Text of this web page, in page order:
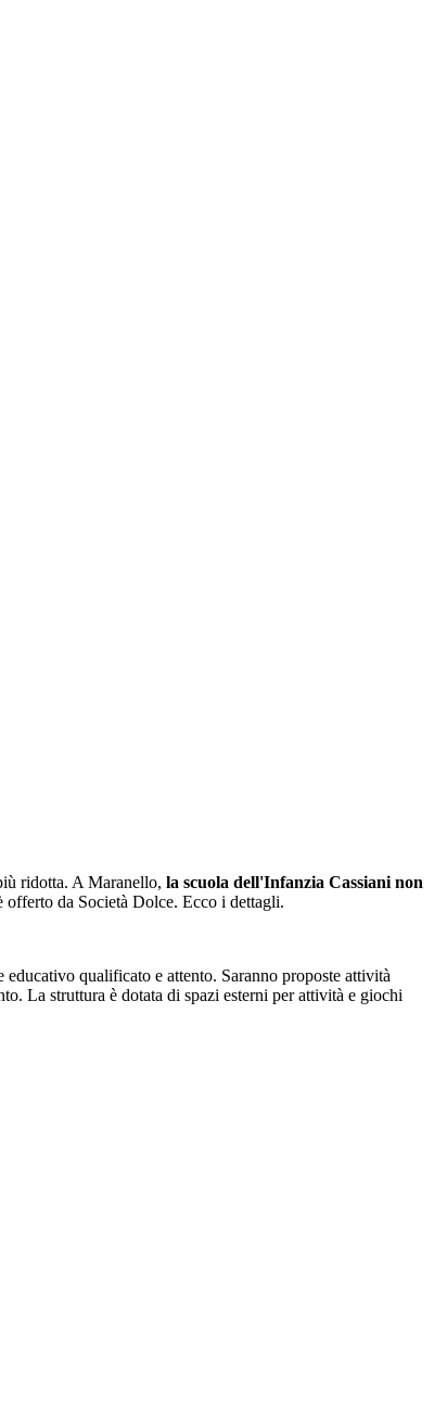
ridotta. A Maranello, la scuola dell'Infanzia Cassiani non
offerto da Società Dolce. Ecco i dettagli.
qualificato e attento. Saranno proposte attività
La struttura è dotata di spazi esterni per attività e giochi